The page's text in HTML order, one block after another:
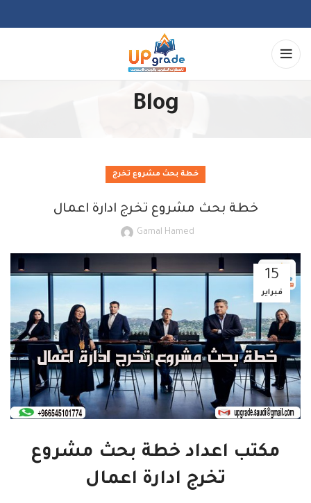
Blog
خطة بحث مشروع تخرج
خطة بحث مشروع تخرج ادارة اعمال
Gamal Hamed
15
فبراير
مكتب اعداد خطة بحث مشروع
تخرج ادارة اعمال